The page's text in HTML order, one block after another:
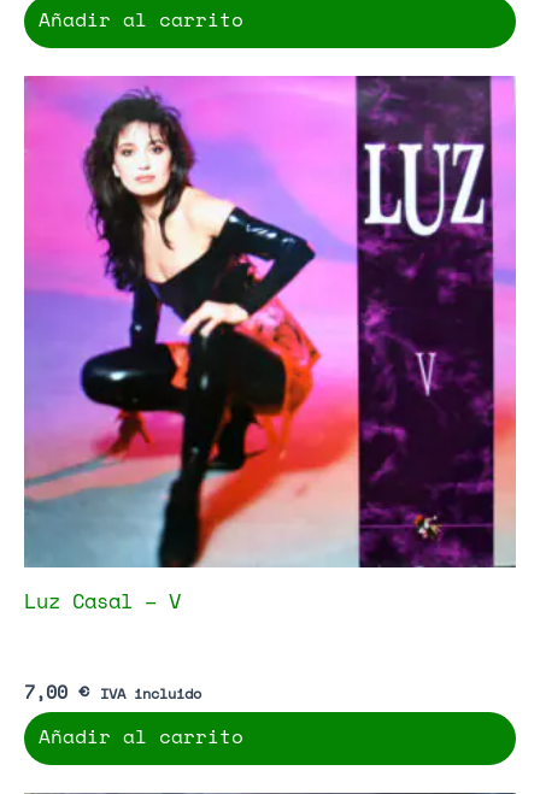
Añadir al carrito
Luz Casal – V
7,00 € IVA incluido
Añadir al carrito